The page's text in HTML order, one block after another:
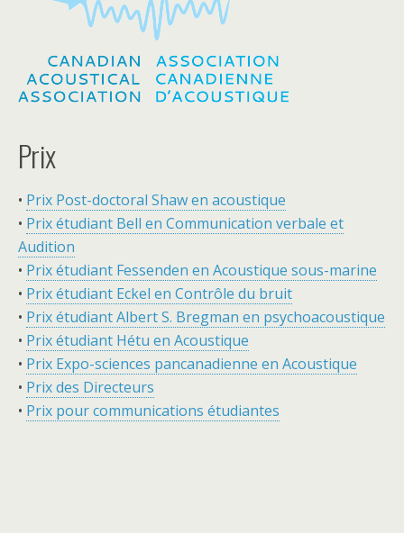
Prix
• Prix Post-doctoral Shaw en acoustique
• Prix étudiant Bell en Communication verbale et
Audition
• Prix étudiant Fessenden en Acoustique sous-marine
• Prix étudiant Eckel en Contrôle du bruit
• Prix étudiant Albert S. Bregman en psychoacoustique
• Prix étudiant Hétu en Acoustique
• Prix Expo-sciences pancanadienne en Acoustique
• Prix des Directeurs
• Prix pour communications étudiantes